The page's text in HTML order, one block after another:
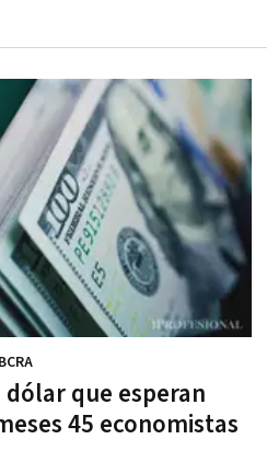
que esperan
45 economistas